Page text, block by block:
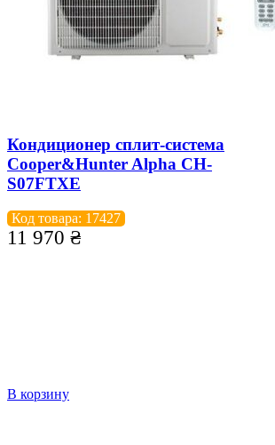
Кондиционер сплит-система
Cooper&Hunter Alpha CH-
S07FTXE
Код товара: 17427
11 970 ₴
В корзину